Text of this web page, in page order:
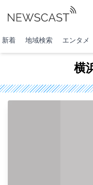
新着 地域検索 エンタメ
横